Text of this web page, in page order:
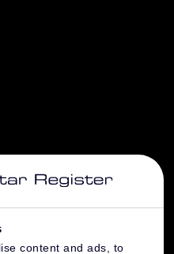
content and ads, to